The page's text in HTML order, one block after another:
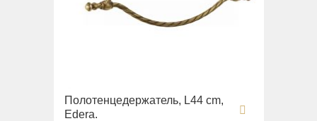
Полотенцедержатель, L44 cm,
Edera.